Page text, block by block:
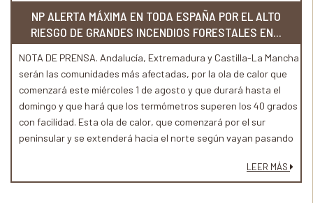
NP ALERTA MÁXIMA EN TODA ESPAÑA POR EL ALTO
RIESGO DE GRANDES INCENDIOS FORESTALES EN...
NOTA DE PRENSA. Andalucía, Extremadura y Castilla-La Mancha
serán las comunidades más afectadas, por la ola de calor que
comenzará este miércoles 1 de agosto y que durará hasta el
domingo y que hará que los termómetros superen los 40 grados
con facilidad. Esta ola de calor, que comenzará por el sur
peninsular y se extenderá hacia el norte según vayan pasando
incendios forestales sea extraordinariamente elevado.LEER MÁS